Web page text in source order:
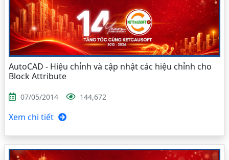
AutoCAD - Hiệu chỉnh và cập nhật các hiệu chỉnh cho
Block Attribute
07/05/2014 144,672
Xem chi tiết